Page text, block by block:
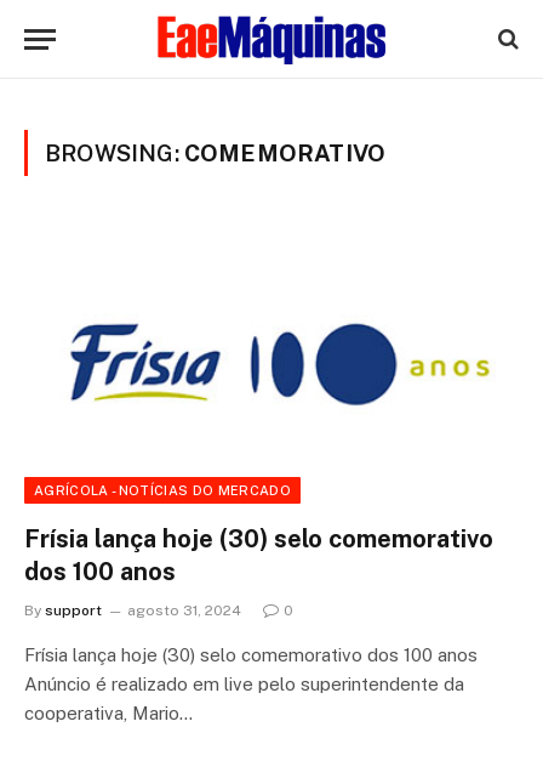
BROWSING: COMEMORATIVO
AGRÍCOLA - NOTÍCIAS DO MERCADO
Frísia lança hoje (30) selo comemorativo
dos 100 anos
By support agosto 31, 2024 0
Frísia lança hoje (30) selo comemorativo dos 100 anos
Anúncio é realizado em live pelo superintendente da
cooperativa, Mario…